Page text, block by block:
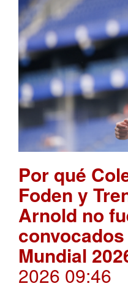
Por qué
Foden y
Arnold no
Mundial
2026 09:46